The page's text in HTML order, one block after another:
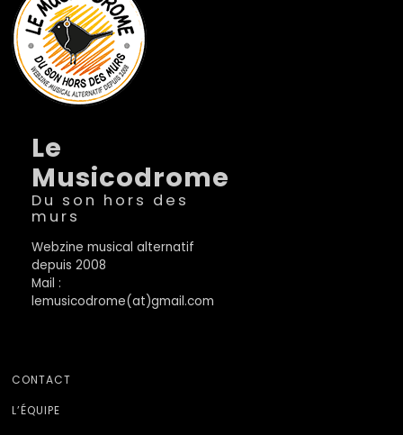
Le
Musicodrome
Du son hors des
murs
Webzine musical alternatif
depuis 2008
Mail :
lemusicodrome(at)gmail.com
CONTACT
L’ÉQUIPE